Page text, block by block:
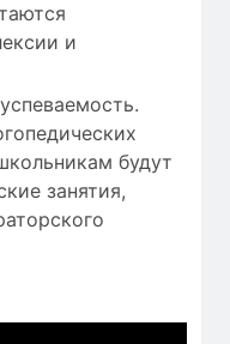
и
будут
занятия,